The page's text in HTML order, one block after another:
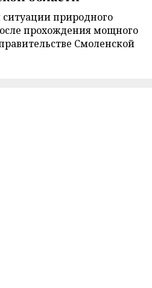
природного
прохождения мощного
Смоленской